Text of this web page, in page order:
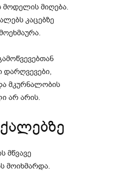
მოდელის მიღება.
კაცებზე
დარღვევები,
მკურნალობის
არ არის.
მწვავე
მოიხმარდა.